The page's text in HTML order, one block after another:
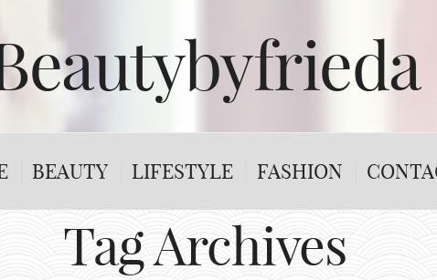
BEAUTY LIFESTYLE FASHION
Tag Archives